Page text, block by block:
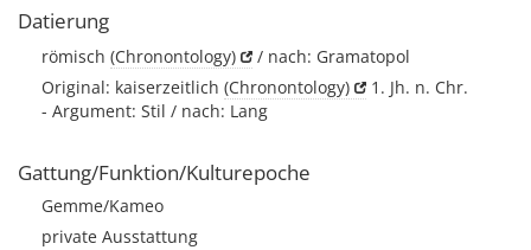
Datierung
römisch (Chronontology)
/ nach: Gramatopol
Original: kaiserzeitlich (Chronontology)
1. Jh. n. Chr.
- Argument: Stil / nach: Lang
Gattung/Funktion/Kulturepoche
Gemme/Kameo
private Ausstattung